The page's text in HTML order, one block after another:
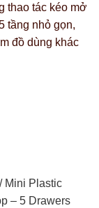
thao tác kéo mở
tầng nhỏ gọn,
đồ dùng khác
Mini Plastic
– 5 Drawers